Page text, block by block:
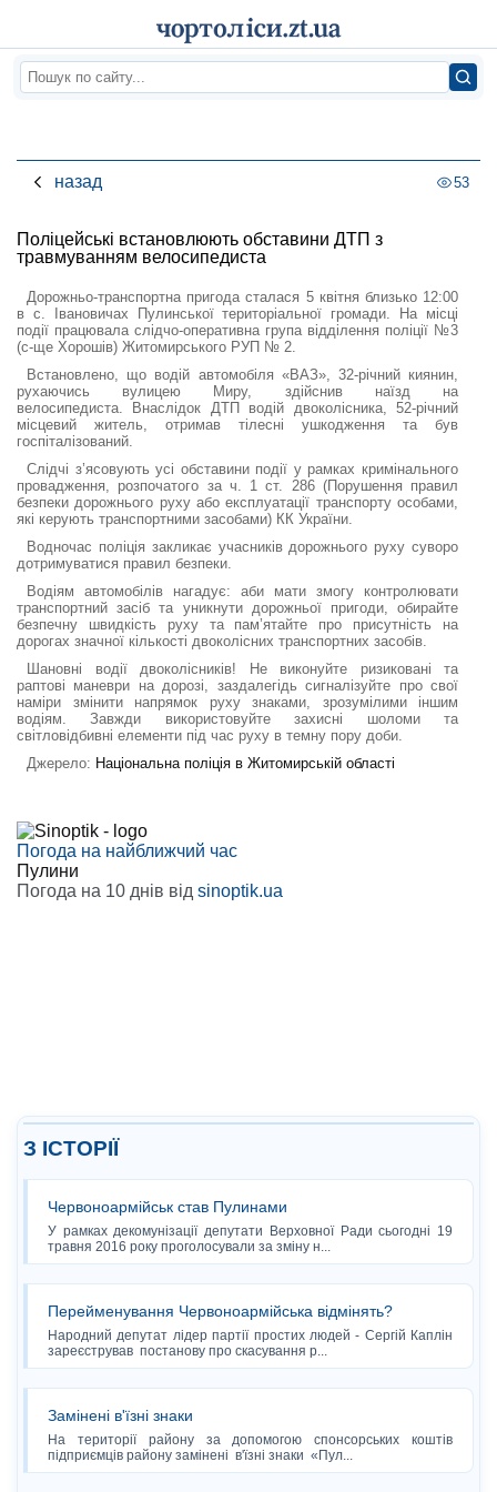
назад 53
Поліцейські встановлюють обставини ДТП з
травмуванням велосипедиста
Дорожньо-транспортна пригода сталася 5 квітня близько 12:00
в с. Івановичах Пулинської територіальної громади. На місці
події працювала слідчо-оперативна група відділення поліції №3
(с-ще Хорошів) Житомирського РУП № 2.
Встановлено, що водій автомобіля «ВАЗ», 32-річний киянин,
рухаючись вулицею Миру, здійснив наїзд на
велосипедиста. Внаслідок ДТП водій двоколісника, 52-річний
місцевий житель, отримав тілесні ушкодження та був
госпіталізований.
Слідчі з’ясовують усі обставини події у рамках кримінального
провадження, розпочатого за ч. 1 ст. 286 (Порушення правил
безпеки дорожнього руху або експлуатації транспорту особами,
які керують транспортними засобами) КК України.
Водночас поліція закликає учасників дорожнього руху суворо
дотримуватися правил безпеки.
Водіям автомобілів нагадує: аби мати змогу контролювати
транспортний засіб та уникнути дорожньої пригоди, обирайте
безпечну швидкість руху та пам’ятайте про присутність на
дорогах значної кількості двоколісних транспортних засобів.
Шановні водії двоколісників! Не виконуйте ризиковані та
раптові маневри на дорозі, заздалегідь сигналізуйте про свої
наміри змінити напрямок руху знаками, зрозумілими іншим
водіям. Завжди використовуйте захисні шоломи та
світловідбивні елементи під час руху в темну пору доби.
Джерело: Національна поліція в Житомирській області
Погода на найближчий час
Пулини
Погода на 10 днів від sinoptik.ua
З ІСТОРІЇ
Червоноармійськ став Пулинами
У рамках декомунізації депутати Верховної Ради сьогодні 19
травня 2016 року проголосували за зміну н...
Перейменування Червоноармійська відмінять?
Народний депутат лідер партії простих людей - Сергій Каплін
зареєстрував постанову про скасування р...
Замінені в'їзні знаки
На території району за допомогою спонсорських коштів
підприємців району замінені в'їзні знаки «Пул...